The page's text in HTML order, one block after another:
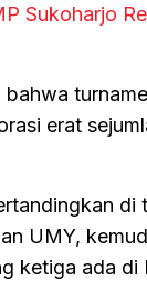
Sukoharjo
bahwa
erat
UMY,
ketiga ada